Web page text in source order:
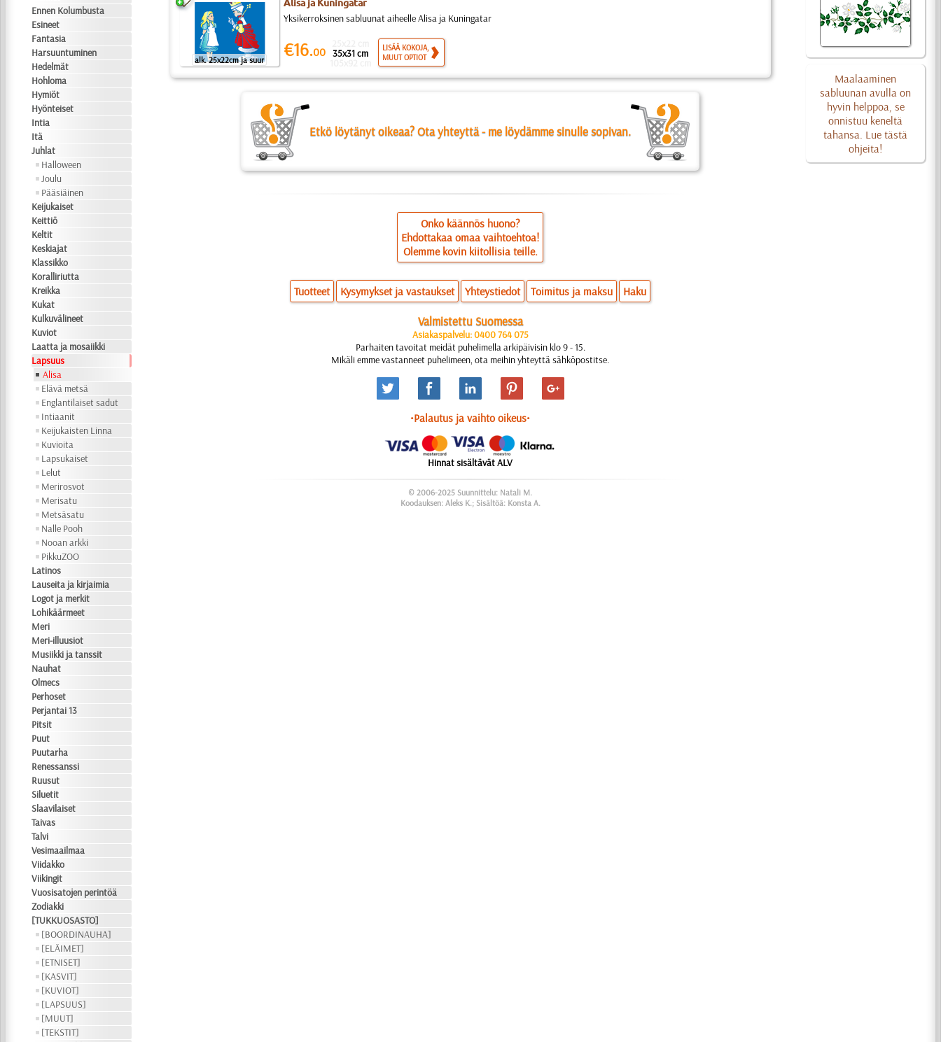
Ennen Kolumbusta
Esineet
Fantasia
Harsuuntuminen
Hedelmät
Hohloma
Hymiöt
Hyönteiset
Intia
Itä
Juhlat
Halloween
Joulu
Pääsiäinen
Keijukaiset
Keittiö
Keltit
Keskiajat
Klassikko
Koralliriutta
Kreikka
Kukat
Kulkuvälineet
Kuviot
Laatta ja mosaiikki
Lapsuus
Alisa
Elävä metsä
Englantilaiset sadut
Intiaanit
Keijukaisten Linna
Kuvioita
Lapsukaiset
Lelut
Merirosvot
Merisatu
Metsäsatu
Nalle Pooh
Nooan arkki
PikkuZOO
Latinos
Lauseita ja kirjaimia
Logot ja merkit
Lohikäärmeet
Meri
Meri-illuusiot
Musiikki ja tanssit
Nauhat
Olmecs
Perhoset
Perjantai 13
Pitsit
Puut
Puutarha
Renessanssi
Ruusut
Siluetit
Slaavilaiset
Taivas
Talvi
Vesimaailmaa
Viidakko
Viikingit
Vuosisatojen perintöä
Zodiakki
[TUKKUOSASTO]
[BOORDINAUHA]
[ELÄIMET]
[ETNISET]
[KASVIT]
[KUVIOT]
[LAPSUUS]
[MUUT]
[TEKSTIT]
Maalaaminen
sabluunan avulla on
hyvin helppoa, se
onnistuu keneltä
tahansa. Lue tästä
ohjeita!
alk. 25x22cm ja suur
Alisa ja Kuningatar
Yksikerroksinen sabluunat aiheelle Alisa ja Kuningatar
€16.00 35x31 cm
LISÄÄ KOKOJA,
MUUT OPTIOT
Etkö löytänyt oikeaa? Ota yhteyttä - me löydämme sinulle sopivan.
Onko käännös huono?
Ehdottakaa omaa vaihtoehtoa!
Olemme kovin kiitollisia teille.
Tuotteet Kysymykset ja vastaukset Yhteystiedot Toimitus ja maksu Haku
Valmistettu Suomessa
Asiakaspalvelu: 0400 764 075
Parhaiten tavoitat meidät puhelimella arkipäivisin klo 9 - 15.
Mikäli emme vastanneet puhelimeen, ota meihin yhteyttä sähköpostitse.
•Palautus ja vaihto oikeus•
Hinnat sisältävät ALV
© 2006-2025 Suunnittelu: Natali M.
Koodauksen: Aleks K.; Sisältöä: Konsta A.